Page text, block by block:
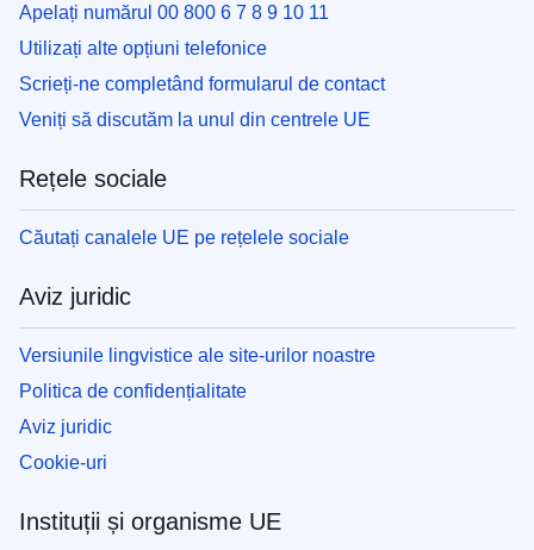
Apelați numărul 00 800 6 7 8 9 10 11
Utilizați alte opțiuni telefonice
Scrieți-ne completând formularul de contact
Veniți să discutăm la unul din centrele UE
Rețele sociale
Căutați canalele UE pe rețelele sociale
Aviz juridic
Versiunile lingvistice ale site-urilor noastre
Politica de confidențialitate
Aviz juridic
Cookie-uri
Instituții și organisme UE